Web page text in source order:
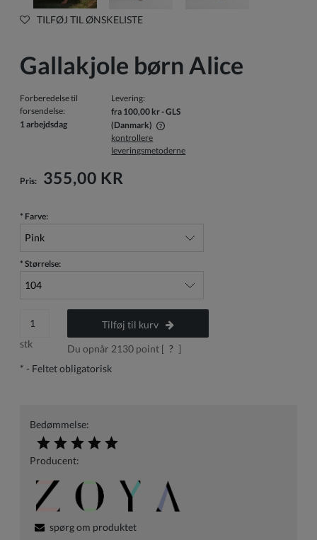
TILFØJ TIL ØNSKELISTE
Gallakjole børn Alice
Forberedelse til
forsendelse:
1 arbejdsdag
Levering:
fra 100,00 kr- GLS
(Danmark)
Prisen inkluderer ikke eventuelle betalingsomkostninger
kontrollere
leveringsmetoderne
Pris: 355,00 KR
* Farve:
* Størrelse:
stk
Tilføj til kurv
Du opnår 2130point [ ? ]
* - Feltet obligatorisk
Bedømmelse:
Producent:
spørg om produktet